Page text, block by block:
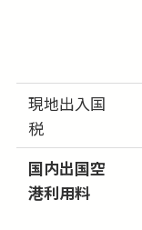
現地出入国
税
国内出国空
港利用料